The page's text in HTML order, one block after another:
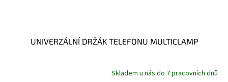
UNIVERZÁLNÍ DRŽÁK TELEFONU MULTICLAMP
Skladem u nás do 7 pracovních dnů